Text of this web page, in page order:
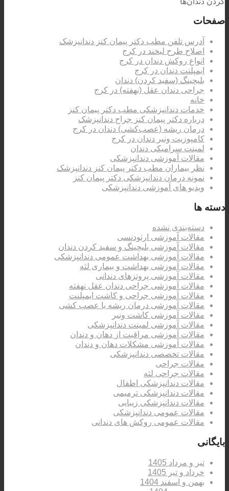
صفحات
آدرس تلفن مطب دکتر پیمان کنز دندانپزشک
اصلاح طرح لبخند در کرج
انواع روکش دندان در کرج
ایمپلنت دندان در کرج
بلیچینگ (سفید کردن) دندان
جراحی دندان عقل (نهفته) در کرج
خانه
خدمات دندانپزشکی مطب دکتر پیمان کنز
درباره دکتر پیمان کنز جراح دندانپزشک
درمان ریشه (عصب‌کشی) دندان در کرج
کامپوزیت ونیر دندان در کرج
لمینت سرامیکی دندان
مقالات آموزشی دندانپزشکی
نظر بیماران مطب دکتر پیمان کنز دندانپزشک
نمونه درمان دندانپزشکی دکتر پیمان کنز
ویدیو های آموزشی دندانپزشکی
دسته ها
دسته‌بندی نشده
مقالات آموزشی ارتودنسی
مقالات آموزشی بلیچینگ و سفید کردن دندان
مقالات آموزشی بهداشت عمومی دندانپزشکی
مقالات آموزشی بهداشت و بیماری لثه
مقالات آموزشی پروتزهای دندانی
مقالات آموزشی جراحی دندان عقل نهفته
مقالات آموزشی جراحی و کاشت ایمپلنت
مقالات آموزشی درمان ریشه یا عصب کشی
مقالات آموزشی کاشت ونیر
مقالات آموزشی لمینت دندانپزشکی
مقالات آموزشی مراقبت از دهان و دندان
مقالات آموزشی مشکلات دهان و دندان
مقالات تخصصی دندانپزشکی
مقالات جراحی
مقالات جراحی لثه
مقالات دندانپزشکی اطفال
مقالات دندانپزشکی ترمیمی
مقالات دندانپزشکی زیبایی
مقالات عمومی دندانپزشکی
مقالات عمومی روکش های دندانی
بایگانی
تیر و مرداد 1405
خرداد و تیر 1405
بهمن و اسفند 1404